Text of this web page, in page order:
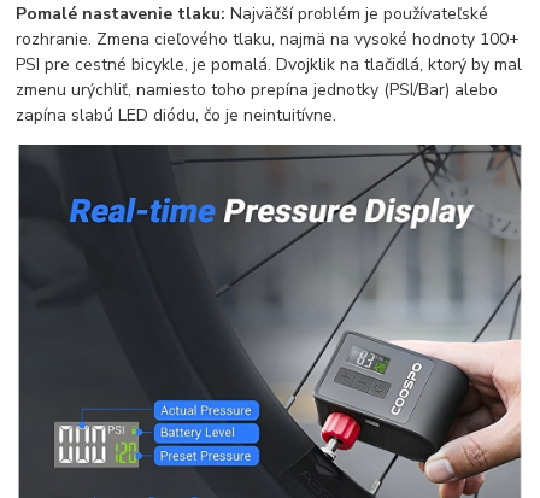
Pomalé nastavenie tlaku: Najväčší problém je používateľské
rozhranie. Zmena cieľového tlaku, najmä na vysoké hodnoty 100+
PSI pre cestné bicykle, je pomalá. Dvojklik na tlačidlá, ktorý by mal
zmenu urýchliť, namiesto toho prepína jednotky (PSI/Bar) alebo
zapína slabú LED diódu, čo je neintuitívne.